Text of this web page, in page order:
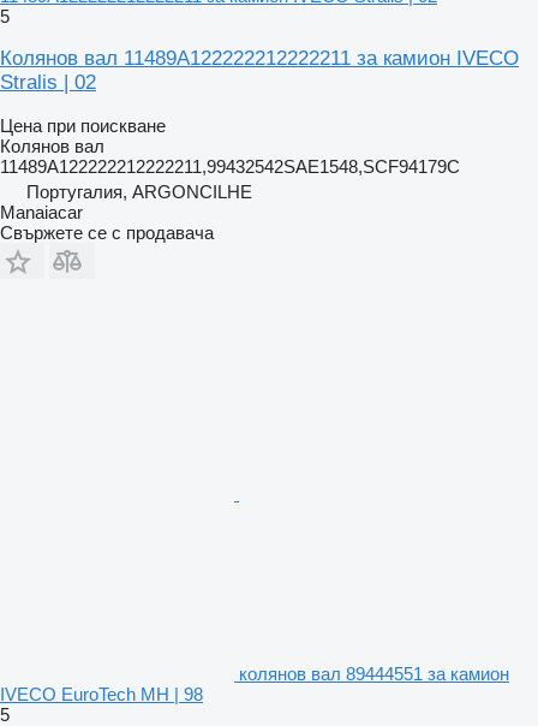
5
Колянов вал 11489A122222212222211 за камион IVECO
Stralis | 02
Цена при поискване
Колянов вал
11489A122222212222211,99432542SAE1548,SCF94179C
Португалия, ARGONCILHE
Manaiacar
Свържете се с продавача
колянов вал 89444551 за камион
IVECO EuroTech MH | 98
5